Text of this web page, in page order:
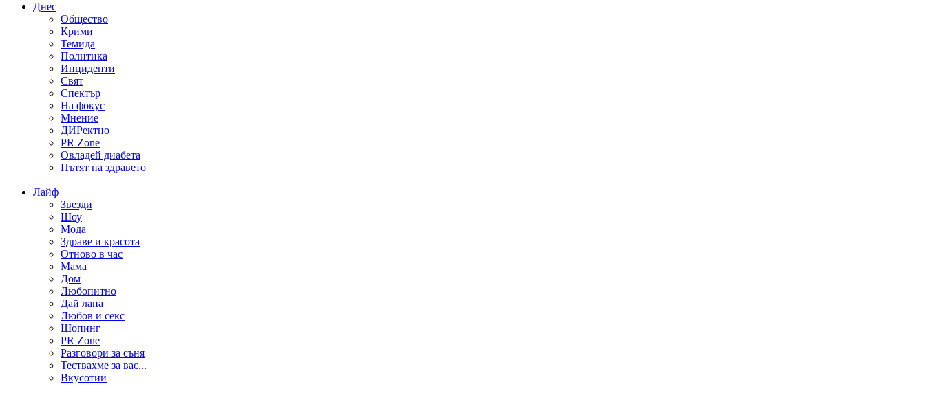
Днес
Общество
Крими
Темида
Политика
Инциденти
Свят
Спектър
На фокус
Мнение
ДИРектно
PR Zone
Овладей диабета
Пътят на здравето
Лайф
Звезди
Шоу
Мода
Здраве и красота
Отново в час
Мама
Дом
Любопитно
Дай лапа
Любов и секс
Шопинг
PR Zone
Разговори за съня
Тествахме за вас...
Вкусотии